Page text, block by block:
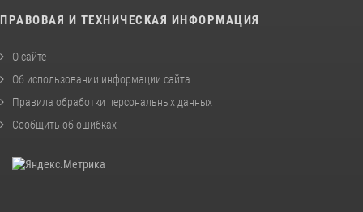
ПРАВОВАЯ И ТЕХНИЧЕСКАЯ ИНФОРМАЦИЯ
О сайте
Об использовании информации сайта
Правила обработки персональных данных
Сообщить об ошибках